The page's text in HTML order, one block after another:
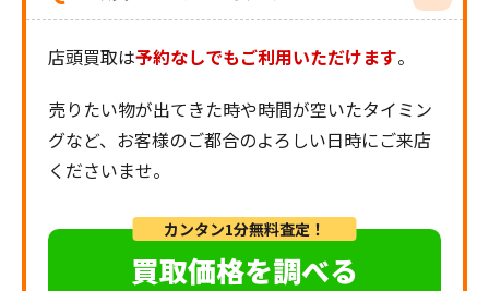
店頭買取は予約なしでもご利用いただけます。
売りたい物が出てきた時や時間が空いたタイミン
グなど、お客様のご都合のよろしい日時にご来店
くださいませ。
カンタン1分無料査定！
買取価格を調べる